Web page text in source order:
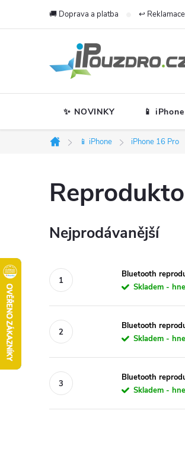
🚚 Doprava a platba ↩️
✨ NOVINKY 📱 iPhone
Domů
📱 iPhone iPhone 16 Pro
Nejprodávanější
Bluetooth
Skladem -
Bluetooth
Skladem -
Bluetooth
Skladem -